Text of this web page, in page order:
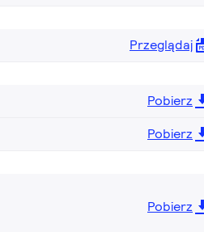
Przeglądaj
Pobierz
Pobierz
Pobierz